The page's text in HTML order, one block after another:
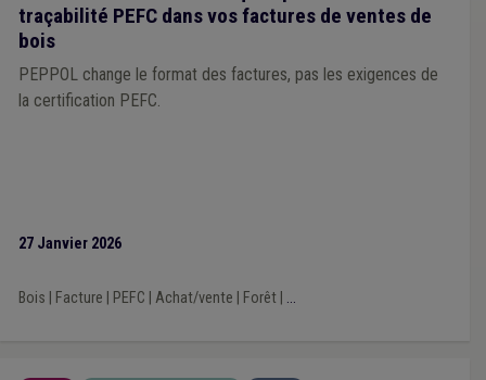
traçabilité PEFC dans vos factures de ventes de
bois
PEPPOL change le format des factures, pas les exigences de
la certification PEFC.
27 Janvier 2026
Bois Facture PEFC Achat/vente Forêt| ...